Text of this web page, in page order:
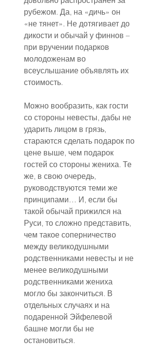
рубежом. Да, на «дичь» он
«не тянет». Не дотягивает до
дикости и обычай у финнов –
при вручении подарков
молодоженам во
всеуслышание объявлять их
стоимость.
Можно вообразить, как гости
со стороны невесты, дабы не
ударить лицом в грязь,
стараются сделать подарок по
цене выше, чем подарок
гостей со стороны жениха. Те
же, в свою очередь,
руководствуются теми же
принципами… И, если бы
такой обычай прижился на
Руси, то сложно представить,
чем такое соперничество
между великодушными
родственниками невесты и не
менее великодушными
родственниками жениха
могло бы закончиться. В
отдельных случаях и на
подаренной Эйфелевой
башне могли бы не
остановиться.